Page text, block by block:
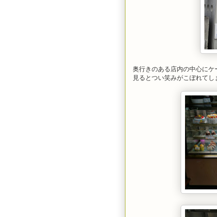
奥行きのある店内の中心に
見るとつい笑みがこぼれて